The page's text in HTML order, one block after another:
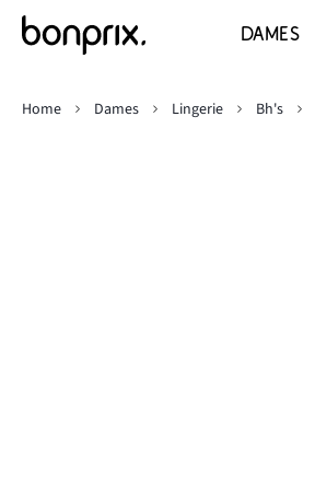
DAMES
Home
Dames Lingerie Bh's